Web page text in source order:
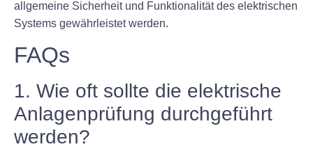
allgemeine Sicherheit und Funktionalität des elektrischen
Systems gewährleistet werden.
FAQs
1. Wie oft sollte die elektrische
Anlagenprüfung durchgeführt
werden?